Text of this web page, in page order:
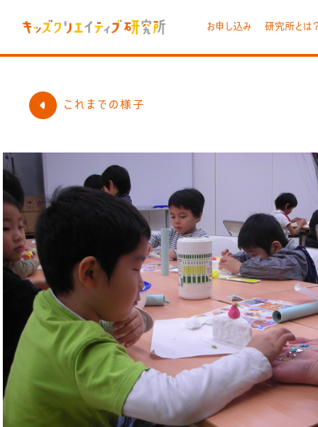
お申し込み 研究所とは
これまでの様子